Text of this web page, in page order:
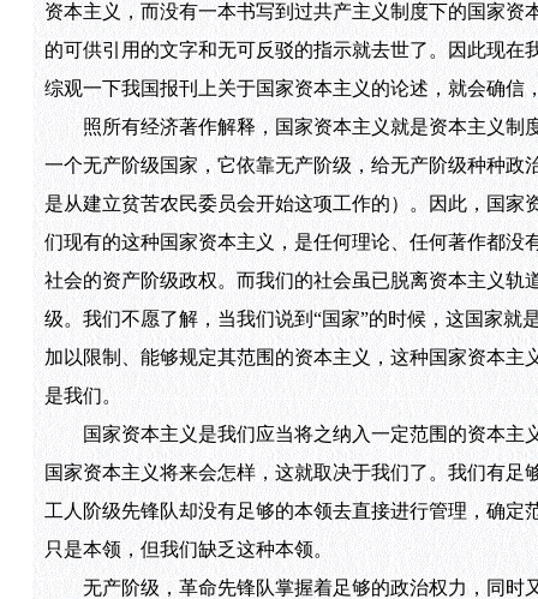
资本主义，而没有一本书写到过共产主义制度下的国家
的可供引用的文字和无可反驳的指示就去世了。因此现
综观一下我国报刊上关于国家资本主义的论述，就会确信
照所有经济著作解释，国家资本主义就是资本主义制
一个无产阶级国家，它依靠无产阶级，给无产阶级种种
是从建立贫苦农民委员会开始这项工作的）。因此，国
们现有的这种国家资本主义，是任何理论、任何著作都
社会的资产阶级政权。而我们的社会虽已脱离资本主义
级。我们不愿了解，当我们说到“国家”的时候，这国家
加以限制、能够规定其范围的资本主义，这种国家资本
是我们。
国家资本主义是我们应当将之纳入一定范围的资本主
国家资本主义将来会怎样，这就取决于我们了。我们有
工人阶级先锋队却没有足够的本领去直接进行管理，确
只是本领，但我们缺乏这种本领。
无产阶级，革命先锋队掌握着足够的政治权力，同时